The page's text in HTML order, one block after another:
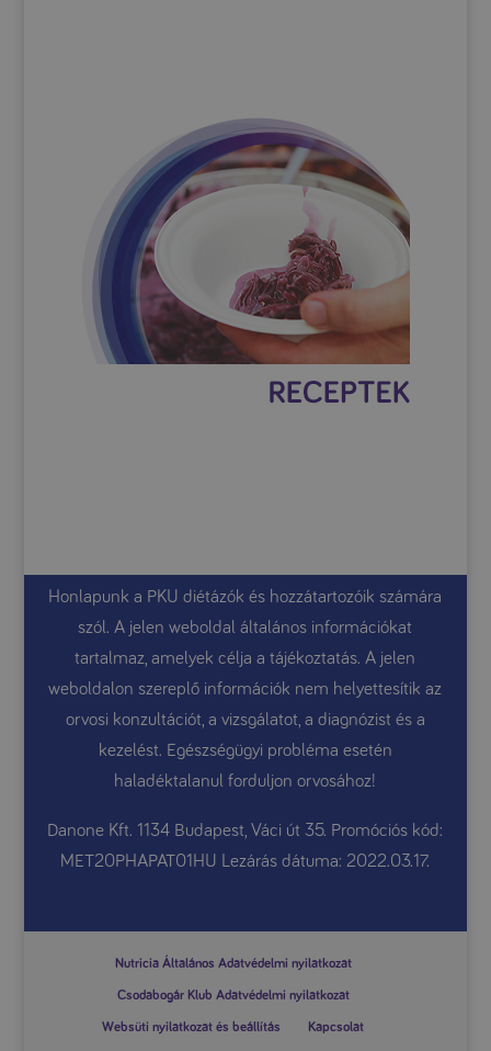
Honlapunk a PKU diétázók és hozzátartozóik számára
szól. A jelen weboldal általános információkat
tartalmaz, amelyek célja a tájékoztatás. A jelen
weboldalon szereplő információk nem helyettesítik az
orvosi konzultációt, a vizsgálatot, a diagnózist és a
kezelést. Egészségügyi probléma esetén
haladéktalanul forduljon orvosához!
Danone Kft. 1134 Budapest, Váci út 35. Promóciós kód:
MET20PHAPAT01HU Lezárás dátuma: 2022.03.17.
Nutricia Általános Adatvédelmi nyilatkozat
Csodabogár Klub Adatvédelmi nyilatkozat
Websüti nyilatkozat és beállítás Kapcsolat